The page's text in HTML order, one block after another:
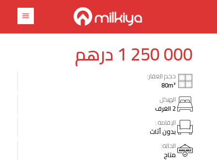
1 250 000درهم
حجم العقار:
80m²
الهيكل
2 الغرف
الإقامة :
بدون أثاث
الحالة:
متاح